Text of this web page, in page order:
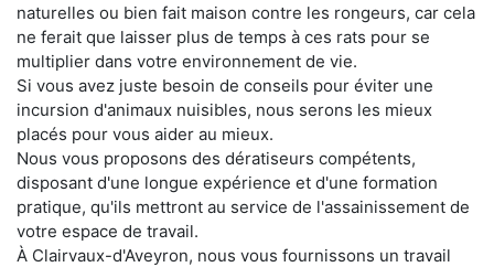
naturelles ou bien fait maison contre les rongeurs, car cela
ne ferait que laisser plus de temps à ces rats pour se
multiplier dans votre environnement de vie.
Si vous avez juste besoin de conseils pour éviter une
incursion d'animaux nuisibles, nous serons les mieux
placés pour vous aider au mieux.
Nous vous proposons des dératiseurs compétents,
disposant d'une longue expérience et d'une formation
pratique, qu'ils mettront au service de l'assainissement de
votre espace de travail.
À Clairvaux-d'Aveyron, nous vous fournissons un travail